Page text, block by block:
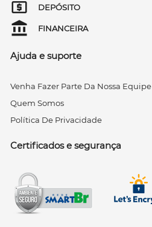
DEPÓSITO
FINANCEIRA
Ajuda e suporte
Venha Fazer Parte Da Nossa Equipe
Quem Somos
Política De Privacidade
Certificados e segurança